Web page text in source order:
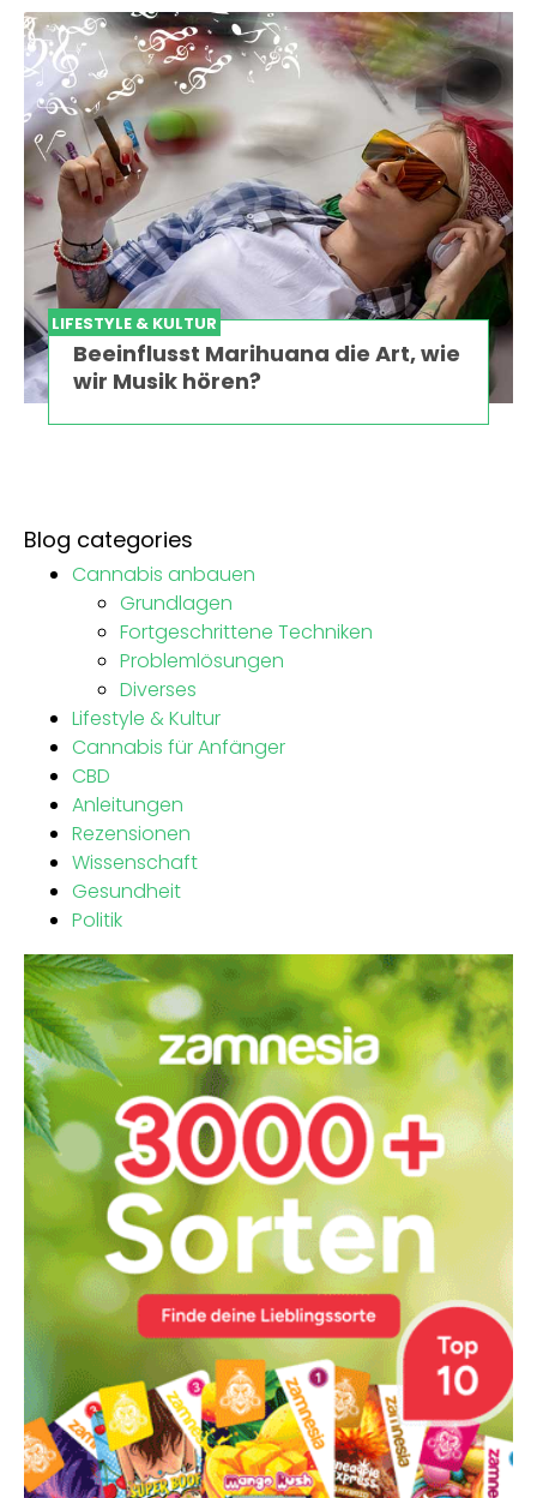
LIFESTYLE & KULTUR
Beeinflusst Marihuana die Art, wie
wir Musik hören?
Blog categories
Cannabis anbauen
Grundlagen
Fortgeschrittene Techniken
Problemlösungen
Diverses
Lifestyle & Kultur
Cannabis für Anfänger
CBD
Anleitungen
Rezensionen
Wissenschaft
Gesundheit
Politik